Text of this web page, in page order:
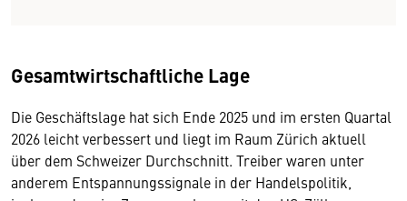
Gesamtwirtschaftliche Lage
Die Geschäftslage hat sich Ende 2025 und im ersten Quartal
2026 leicht verbessert und liegt im Raum Zürich aktuell
über dem Schweizer Durchschnitt. Treiber waren unter
anderem Entspannungssignale in der Handelspolitik,